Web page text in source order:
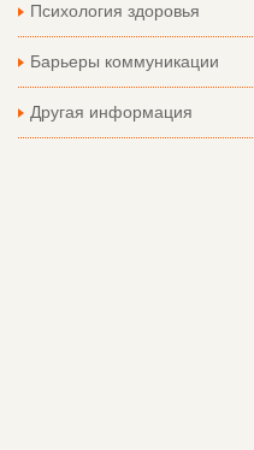
Психология здоровья
Барьеры коммуникации
Другая информация